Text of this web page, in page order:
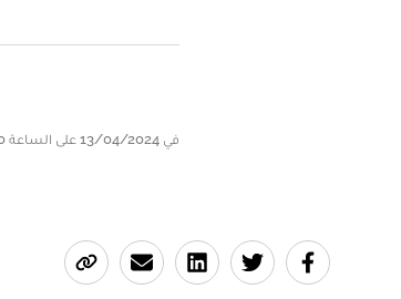
في 13/04/2024 على الساعة 12:30